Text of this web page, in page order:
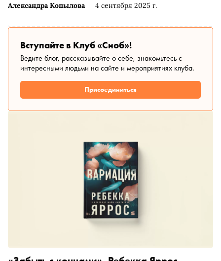
Александра Копылова 4 сентября 2025 г.
Вступайте в Клуб «Сноб»!
Ведите блог, рассказывайте о себе, знакомьтесь с
интересными людьми на сайте и мероприятиях клуба.
Присоединиться